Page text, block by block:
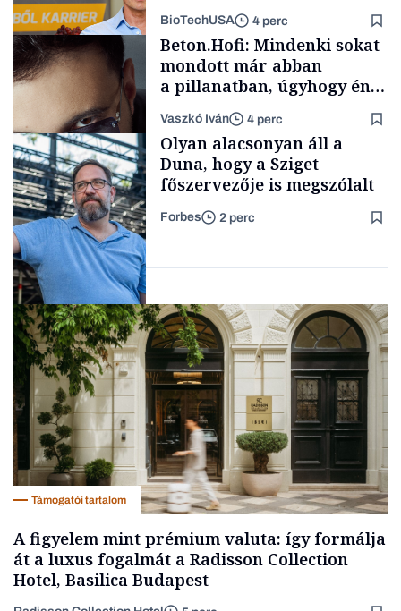
Politika
Content Lab HUB
BioTechUSA 4 perc
Forbes-sztori
Beton.Hofi: Mindenki sokat
mondott már abban
a pillanatban, úgyhogy én
a legsarkosabb
gondolataimat akartam
kimondani
Vaszkó Iván 4 perc
Társadalom
Olyan alacsonyan áll a
Duna, hogy a Sziget
főszervezője is megszólalt
Forbes 2 perc
Támogatói tartalom
A figyelem mint prémium valuta: így formálja
át a luxus fogalmát a Radisson Collection
Hotel, Basilica Budapest